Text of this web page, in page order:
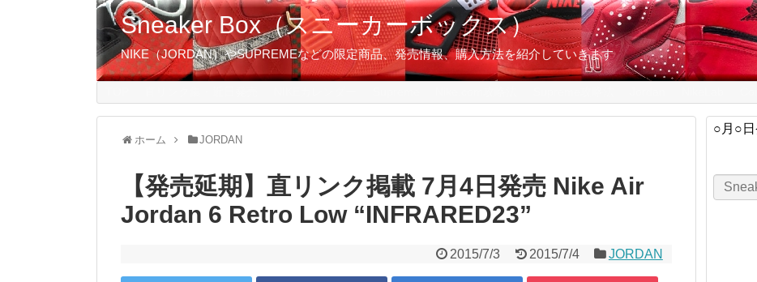
Sneaker Box（スニーカーボックス）
NIKE（JORDAN）やSUPREMEなどの限定商品、発売情報、購入方法を紹介していきます
ホーム JORDAN
【発売延期】直リンク掲載 7月4日発売 Nike Air
Jordan 6 Retro Low “INFRARED23”
2015/7/3 2015/7/4 JORDAN
○月○日